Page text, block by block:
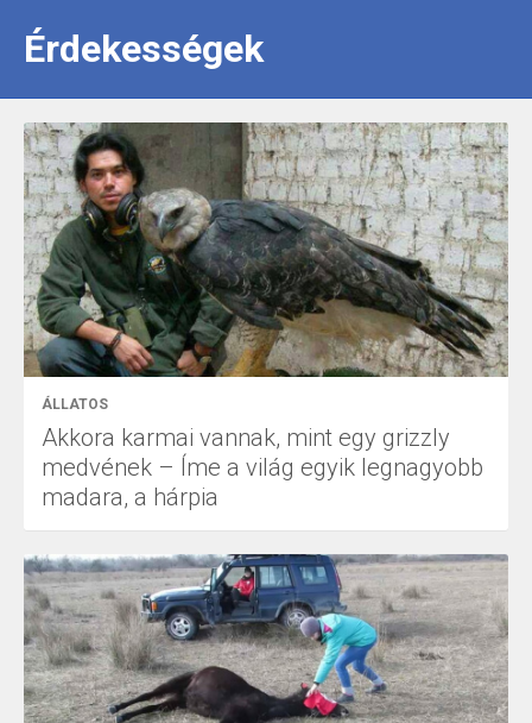
Érdekességek
ÁLLATOS
Akkora karmai vannak, mint egy grizzly
medvének – Íme a világ egyik legnagyobb
madara, a hárpia